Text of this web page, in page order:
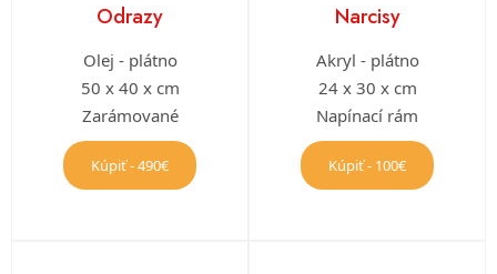
Odrazy
Olej - plátno
50 x 40 x cm
Zarámované
Kúpiť - 490€
Narcisy
Akryl - plátno
24 x 30 x cm
Napínací rám
Kúpiť - 100€